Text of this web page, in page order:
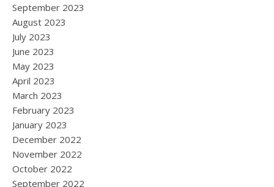
September 2023
August 2023
July 2023
June 2023
May 2023
April 2023
March 2023
February 2023
January 2023
December 2022
November 2022
October 2022
September 2022